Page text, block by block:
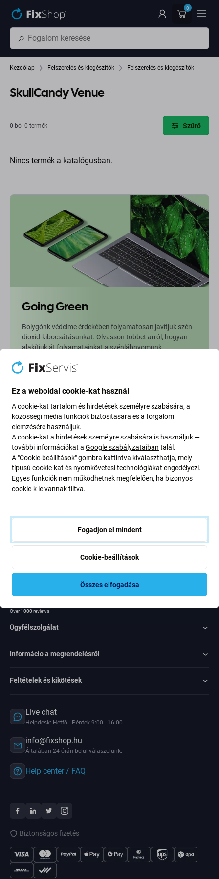
0
Kezdőlap Felszerelés és kiegészítők Felszerelés és kiegészítők
SkullCandy Venue
0-ból 0 termék Szűrő
Nincs termék a katalógusban.
Going Green
Bolygónk védelme érdekében folyamatosan javítjuk szén-
dioxid-kibocsátásunkat. Olvasson többet arról, hogyan
alakítjuk át folyamatainkat a szénlábnyomunk
Newsletter Fix
Iratkozzon fel, hogy rendszeresen tájékoztatást kapjon az
ajánlatunkról szóló kedvezményekről és hírekről. Ugyanakkor
ennek az űrlapnak a benyújtásával megerősítem, hogy több mint
16 éves vagyok
Egyetértek azzal, hogy híreket kapjak
Over1000reviews
Ügyfélszolgálat
Informácio a megrendelésről
Feltételek és kikötések
Live chat
Helpdesk: Hétfő - Péntek 9:00 - 16:00
info@fixshop.hu
Általában 24 órán belül válaszolunk.
Help center / FAQ
Biztonságos fizetés
Ez a weboldal cookie-kat használ
A cookie-kat tartalom és hirdetések személyre szabására, a
közösségi média funkciók biztosítására és a forgalom
elemzésére használjuk.
A cookie-kat a hirdetések személyre szabására is használjuk —
további információkat a Google szabályzataiban talál.
A "Cookie-beállítások" gombra kattintva kiválaszthatja, mely
típusú cookie-kat és nyomkövetési technológiákat engedélyezi.
Egyes funkciók nem működhetnek megfelelően, ha bizonyos
cookie-k le vannak tiltva.
Fogadjon el mindent
Cookie-beállítások
Összes elfogadása